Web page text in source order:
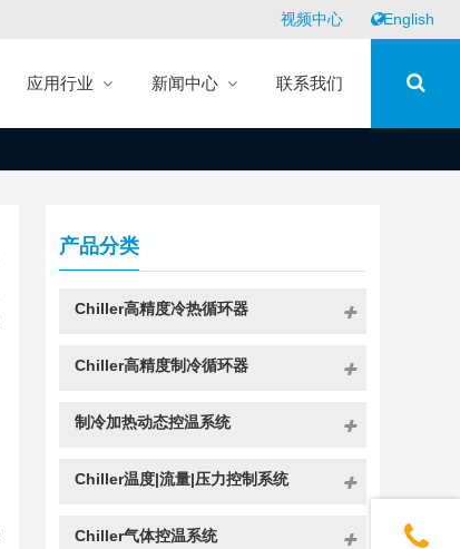
视频中心 English
应用行业 新闻中心 联系我们
产品分类
Chiller高精度冷热循环器
Chiller高精度制冷循环器
制冷加热动态控温系统
Chiller温度|流量|压力控制系统
Chiller气体控温系统